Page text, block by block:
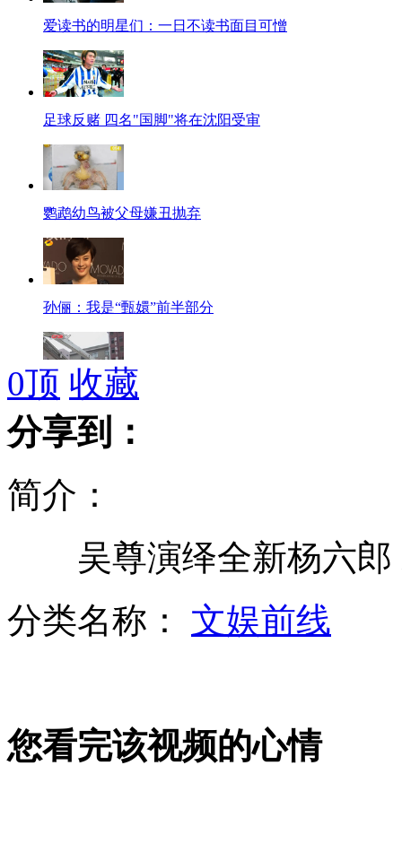
爱读书的明星们：一日不读书面目可憎
足球反赌 四名"国脚"将在沈阳受审
鹦鹉幼鸟被父母嫌丑抛弃
孙俪：我是“甄嬛”前半部分
最贵逃生布袋亮相 每米一万二
女记者讲述遭大连足协官员掐脖踢打细节
0顶 收藏
分享到：
简介：
吴尊演绎全新杨六郎
分类名称： 文娱前线
您看完该视频的心情